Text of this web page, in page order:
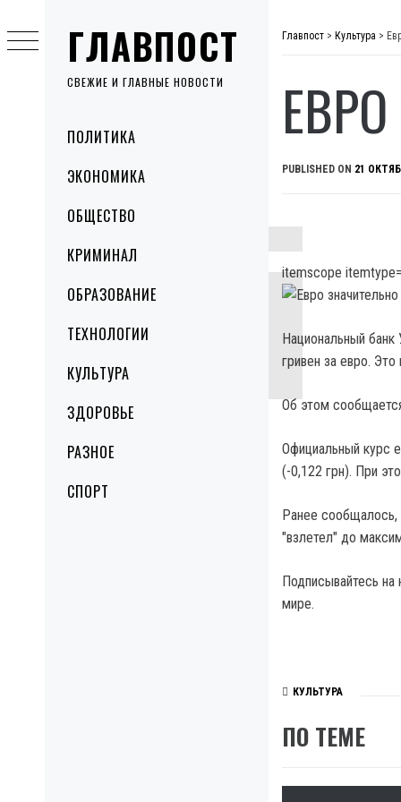
ГЛАВПОСТ
СВЕЖИЕ И ГЛАВНЫЕ НОВОСТИ
MenuПОЛИТИКА
ЭКОНОМИКА
ОБЩЕСТВО
КРИМИНАЛ
ОБРАЗОВАНИЕ
ТЕХНОЛОГИИ
КУЛЬТУРА
ЗДОРОВЬЕ
РАЗНОЕ
СПОРТ
to
content
Главпост > Культура >
PUBLISHED ON 21
itemscope
Национальный
гривен за евро.
Об этом
Официальный курс
(-0,122 грн). При
Ранее сообщалось,
"взлетел" до
Подписывайтесь на
мире.
КУЛЬТУРА
ПО ТЕМЕ